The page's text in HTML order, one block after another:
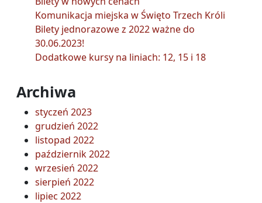
Komunikacja miejska w Święto Trzech Króli
Bilety jednorazowe z 2022 ważne do
30.06.2023!
Dodatkowe kursy na liniach: 12, 15 i 18
Archiwa
styczeń 2023
grudzień 2022
listopad 2022
październik 2022
wrzesień 2022
sierpień 2022
lipiec 2022